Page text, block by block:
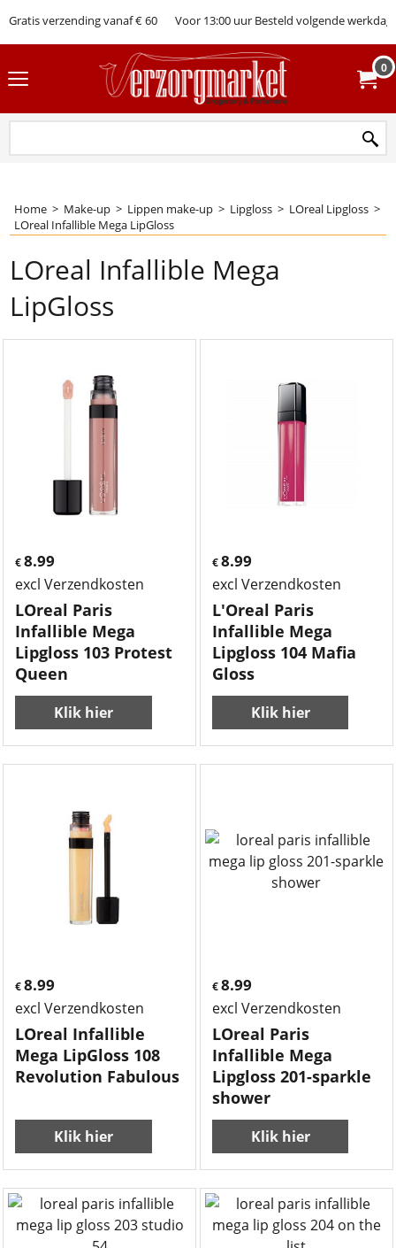
Gratis verzending vanaf € 60 Voor 13:00 uur Besteld volgende werkdag
0
Home > Make-up > Lippen make-up > Lipgloss > LOreal Lipgloss >
LOreal Infallible Mega LipGloss
LOreal Infallible Mega
LipGloss
€ 8.99
excl Verzendkosten
LOreal Paris
Infallible Mega
Lipgloss 103 Protest
Queen
Klik hier
€8.99
excl Verzendkosten
L'Oreal Paris
Infallible Mega
Lipgloss 104 Mafia
Gloss
Klik hier
€ 8.99
excl Verzendkosten
LOreal Infallible
Mega LipGloss 108
Revolution Fabulous
Klik hier
€8.99
excl Verzendkosten
LOreal Paris
Infallible Mega
Lipgloss 201-sparkle
shower
Klik hier